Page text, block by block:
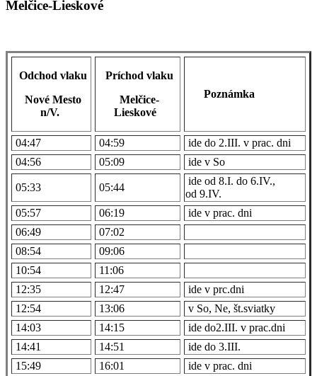
Melčice-Lieskové
Odchod vlaku
Nové Mesto
n/V.
Príchod vlaku
Melčice-
Lieskové
Poznámka
04:47 04:59
ide do 2.III. v prac. dni
04:56
05:09 ide v So
05:33 05:44
ide od 8.I. do 6.IV.,
od 9.IV.
05:57
06:19
ide v prac. dni
06:49
07:02
08:54
09:06
10:54
11:06
12:35
12:47
ide v prc.dni
12:54
13:06
v So, Ne, št.sviatky
14:03
14:15
ide do2.III. v prac.dni
14:41
14:51
ide do 3.III.
15:49
16:01
ide v prac. dni